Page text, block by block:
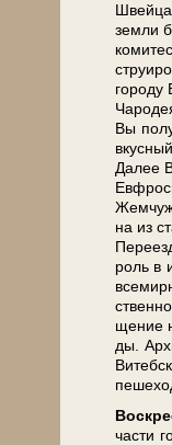
зем­ли
го­ро­ду
Вы
Да­лее
на из
роль в
ще­ние
ды.
ча­сти